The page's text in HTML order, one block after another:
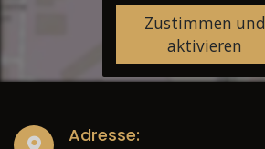
Zustimmen und
aktivieren
Adresse: